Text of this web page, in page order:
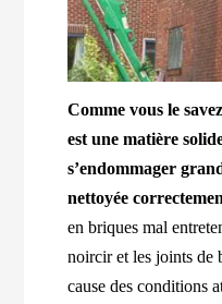
Comme vous le
est une matière
s’endommager
nettoyée
en briques mal
noircir et les joints de
cause des conditions